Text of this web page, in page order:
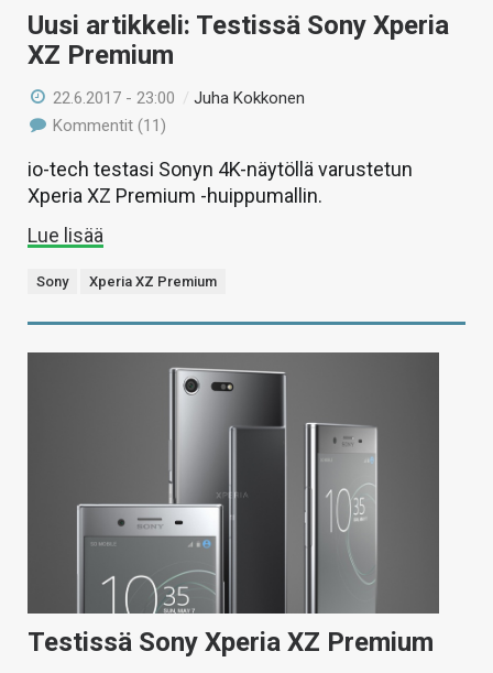
Uusi artikkeli: Testissä Sony Xperia
XZ Premium
22.6.2017 - 23:00 /Juha Kokkonen
Kommentit (11)
io-tech testasi Sonyn 4K-näytöllä varustetun
Xperia XZ Premium -huippumallin.
Lue lisää
Sony Xperia XZ Premium
Testissä Sony Xperia XZ Premium